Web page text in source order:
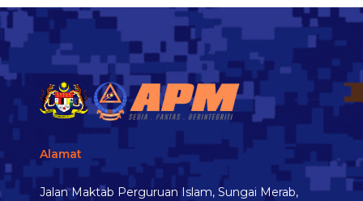
Alamat
Jalan Maktab Perguruan Islam, Sungai Merab,